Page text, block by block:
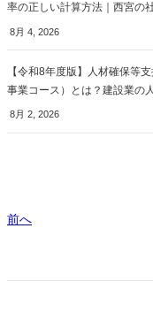
率の正しい計算方法｜西宮の
8月 4, 2026
【令和8年度版】人材確保等
事業コース）とは？建設業の
8月 2, 2026
前へ